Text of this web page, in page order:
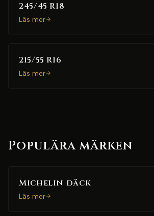
245/45 R18
Läs mer
215/55 R16
Läs mer
Populära märken
Michelin däck
Läs mer